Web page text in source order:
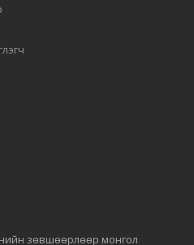
зөвшөөрлөөр монгол